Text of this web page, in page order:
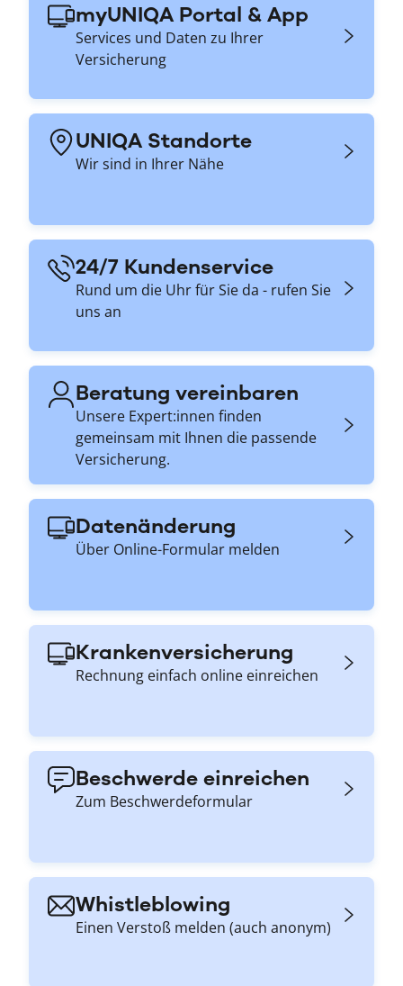
myUNIQA Portal & App
Services und Daten zu Ihrer
Versicherung
UNIQA Standorte
Wir sind in Ihrer Nähe
24/7 Kundenservice
Rund um die Uhr für Sie da - rufen Sie
uns an
Beratung vereinbaren
Unsere Expert:innen finden
gemeinsam mit Ihnen die passende
Versicherung.
Datenänderung
Über Online-Formular melden
Krankenversicherung
Rechnung einfach online einreichen
Beschwerde einreichen
Zum Beschwerdeformular
Whistleblowing
Einen Verstoß melden (auch anonym)